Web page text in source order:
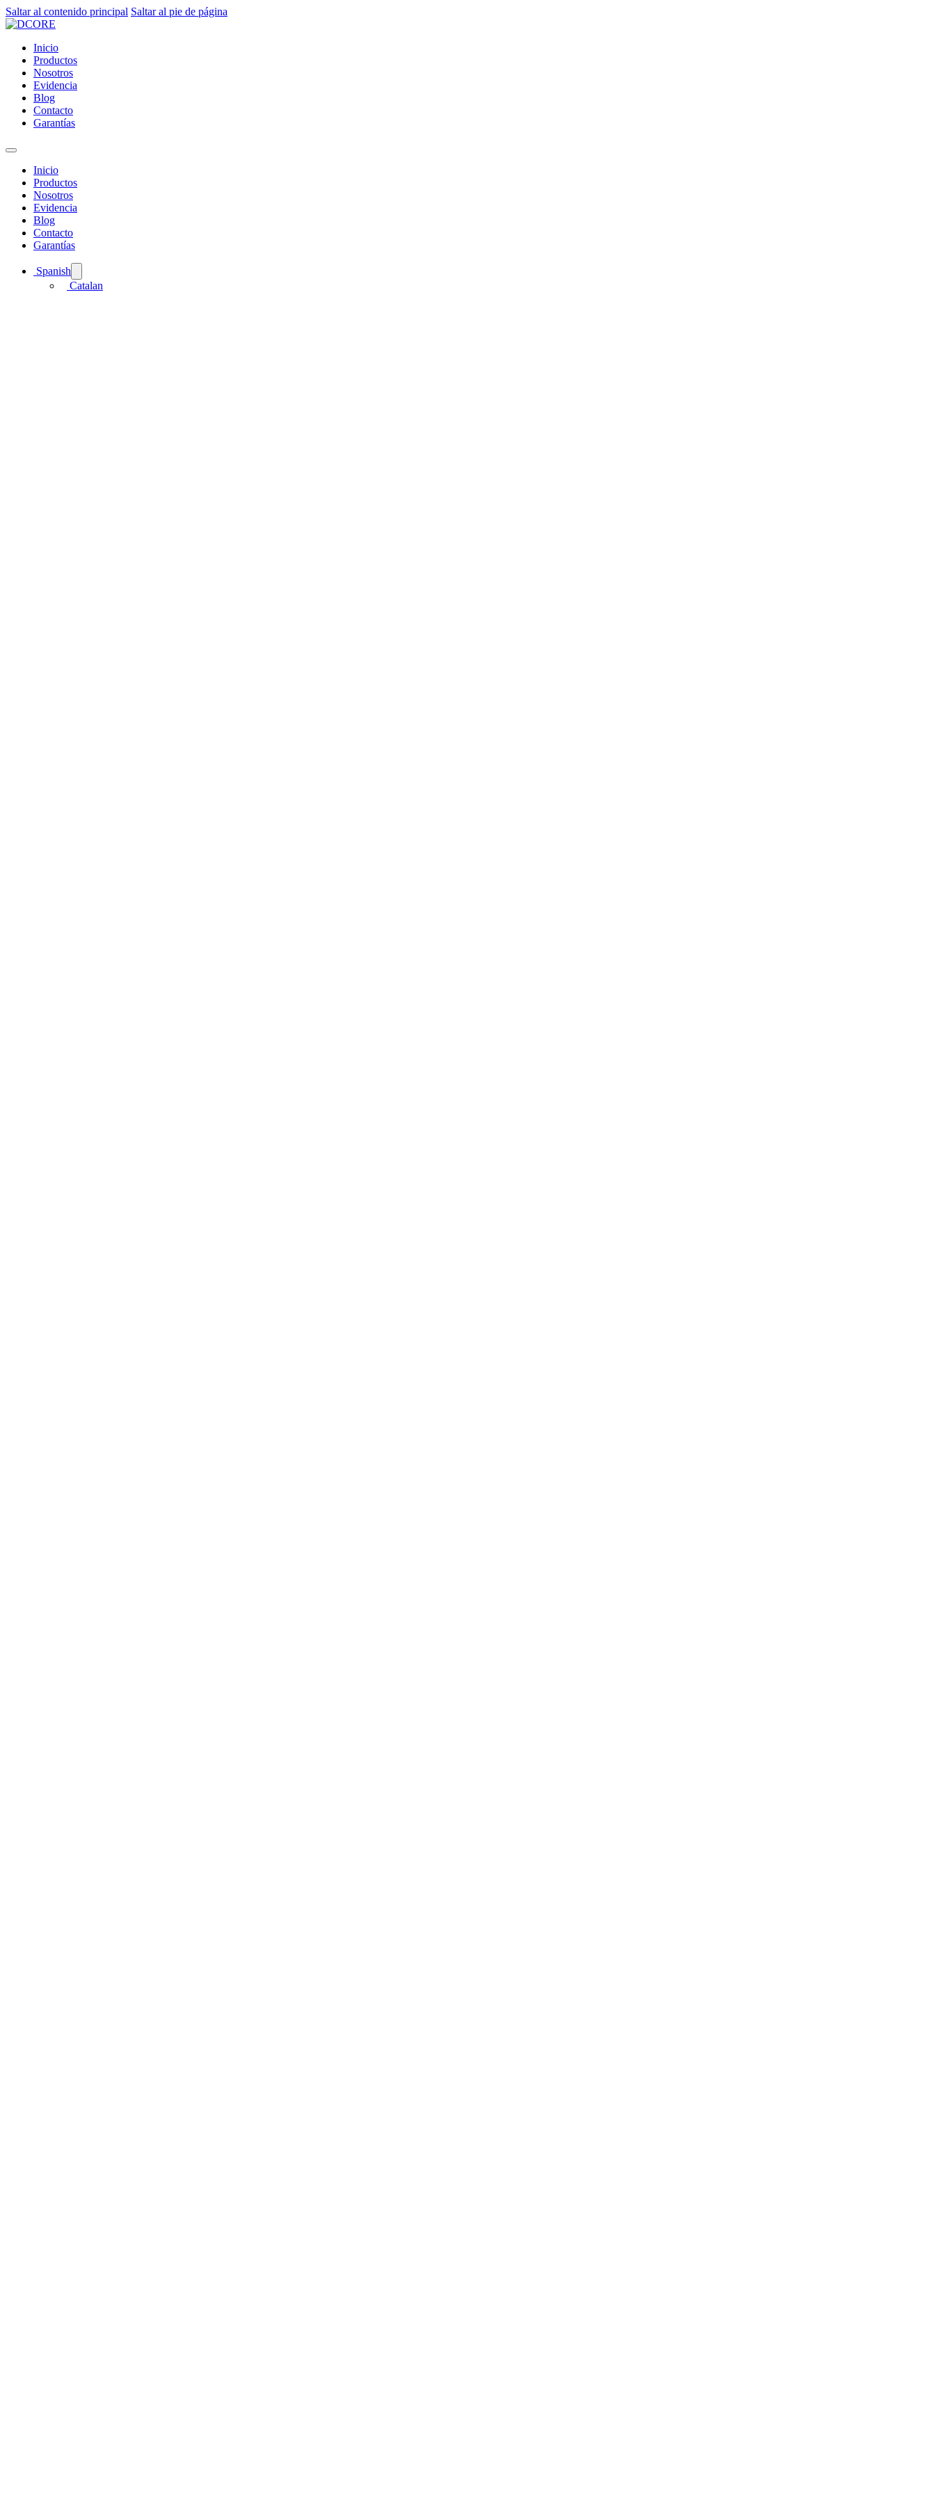
Saltar al contenido principal Saltar al pie de página
Inicio
Productos
Nosotros
Evidencia
Blog
Contacto
Garantías
Inicio
Productos
Nosotros
Evidencia
Blog
Contacto
Garantías
Spanish
Catalan